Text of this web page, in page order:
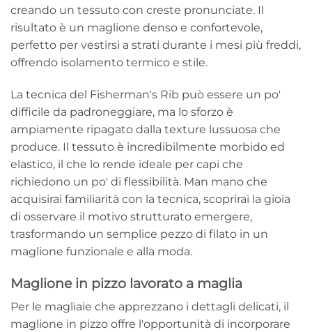
creando un tessuto con creste pronunciate. Il
risultato è un maglione denso e confortevole,
perfetto per vestirsi a strati durante i mesi più freddi,
offrendo isolamento termico e stile.
La tecnica del Fisherman's Rib può essere un po'
difficile da padroneggiare, ma lo sforzo è
ampiamente ripagato dalla texture lussuosa che
produce. Il tessuto è incredibilmente morbido ed
elastico, il che lo rende ideale per capi che
richiedono un po' di flessibilità. Man mano che
acquisirai familiarità con la tecnica, scoprirai la gioia
di osservare il motivo strutturato emergere,
trasformando un semplice pezzo di filato in un
maglione funzionale e alla moda.
Maglione in pizzo lavorato a maglia
Per le magliaie che apprezzano i dettagli delicati, il
maglione in pizzo offre l'opportunità di incorporare